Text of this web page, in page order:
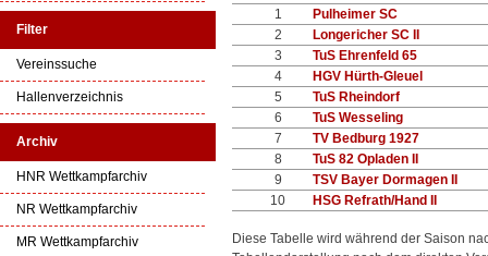
Filter
Vereinssuche
Hallenverzeichnis
Archiv
HNR Wettkampfarchiv
NR Wettkampfarchiv
MR Wettkampfarchiv
1
Pulheimer SC
2
Longericher SC II
3
TuS Ehrenfeld 65
4
HGV Hürth-Gleuel
5
TuS Rheindorf
6
TuS Wesseling
7
TV Bedburg 1927
8
TuS 82 Opladen II
9
TSV Bayer Dormagen II
10
HSG Refrath/Hand II
Diese Tabelle wird während der Saison